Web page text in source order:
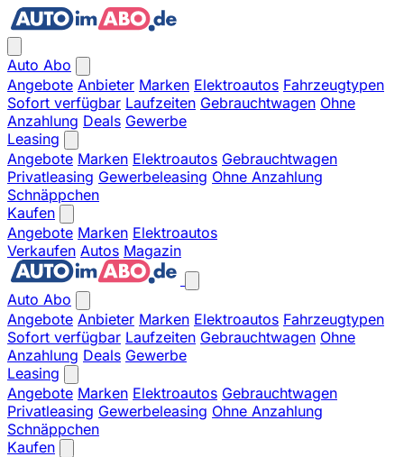
Auto Abo
Angebote Anbieter Marken Elektroautos Fahrzeugtypen
Sofort verfügbar Laufzeiten Gebrauchtwagen Ohne
Anzahlung Deals Gewerbe
Leasing
Angebote Marken Elektroautos Gebrauchtwagen
Privatleasing Gewerbeleasing Ohne Anzahlung
Schnäppchen
Kaufen
Angebote Marken Elektroautos
Verkaufen Autos Magazin
Auto Abo
Angebote Anbieter Marken Elektroautos Fahrzeugtypen
Sofort verfügbar Laufzeiten Gebrauchtwagen Ohne
Anzahlung Deals Gewerbe
Leasing
Angebote Marken Elektroautos Gebrauchtwagen
Privatleasing Gewerbeleasing Ohne Anzahlung
Schnäppchen
Kaufen